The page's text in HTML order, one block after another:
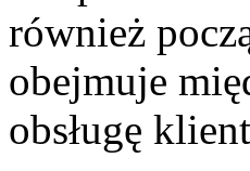
również
obejmuje
obsługę